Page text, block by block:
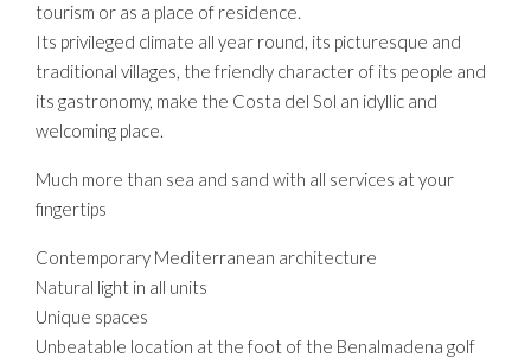
tourism or as a place of residence.
Its privileged climate all year round, its picturesque and
traditional villages, the friendly character of its people and
its gastronomy, make the Costa del Sol an idyllic and
welcoming place.
Much more than sea and sand with all services at your
fingertips
Contemporary Mediterranean architecture
Natural light in all units
Unique spaces
Unbeatable location at the foot of the Benalmadena golf